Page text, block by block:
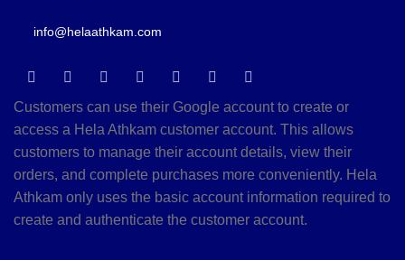
info@helaathkam.com
Customers can use their Google account to create or
access a Hela Athkam customer account. This allows
customers to manage their account details, view their
orders, and complete purchases more conveniently. Hela
Athkam only uses the basic account information required to
create and authenticate the customer account.